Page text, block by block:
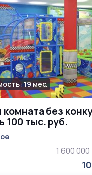
комната без
100 тыс. руб.
19 мес.
1 600 000